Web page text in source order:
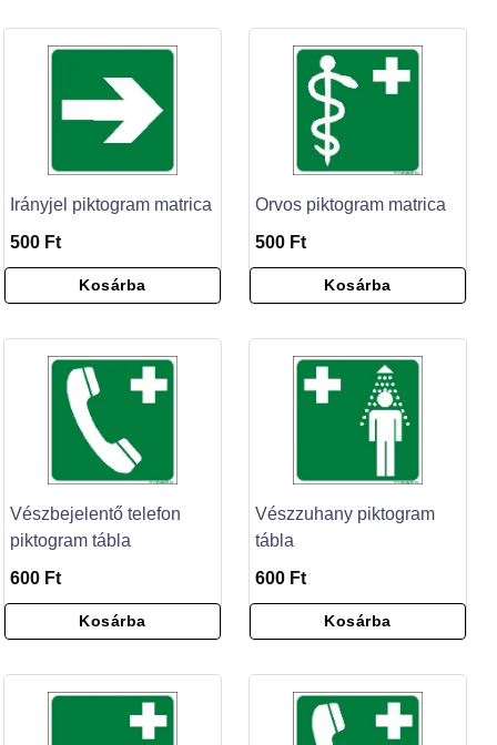
Irányjel piktogram matrica
500 Ft
Kosárba
Orvos piktogram matrica
500 Ft
Kosárba
Vészbejelentő telefon
piktogram tábla
600 Ft
Kosárba
Vészzuhany piktogram
tábla
600 Ft
Kosárba